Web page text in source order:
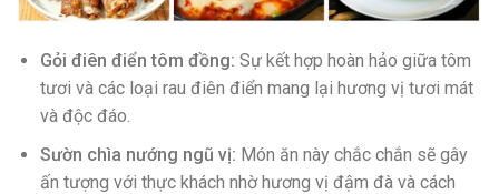
Gỏi điên điển tôm đồng: Sự kết hợp hoàn hảo giữa tôm
tươi và các loại rau điên điển mang lại hương vị tươi mát
và độc đáo.
Sườn chìa nướng ngũ vị: Món ăn này chắc chắn sẽ gây
ấn tượng với thực khách nhờ hương vị đậm đà và cách